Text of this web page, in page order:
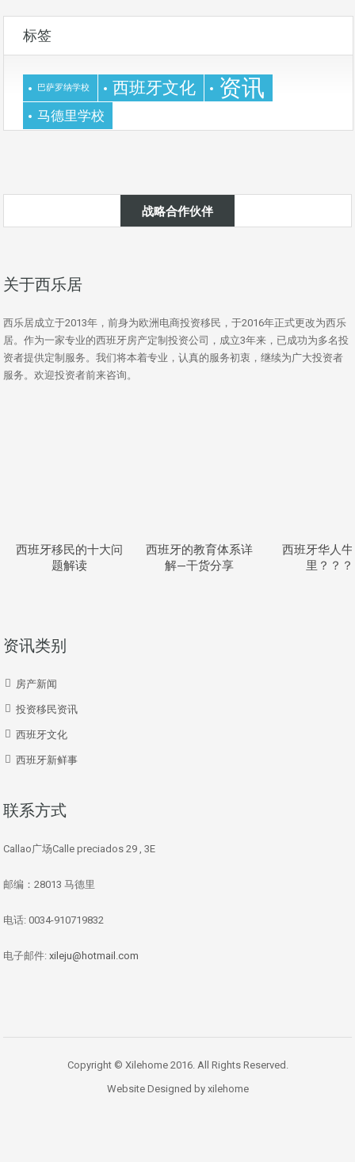
标签
巴萨罗纳学校 西班牙文化 资讯
马德里学校
战略合作伙伴
关于西乐居
西乐居成立于2013年，前身为欧洲电商投资移民，于2016年正式更改为西乐
居。作为一家专业的西班牙房产定制投资公司，成立3年来，已成功为多名投
资者提供定制服务。我们将本着专业，认真的服务初衷，继续为广大投资者
服务。欢迎投资者前来咨询。
西班牙移民的十大问
题解读
西班牙的教育体系详
解—干货分享
西班牙华人
里？？？
资讯类别
房产新闻
投资移民资讯
西班牙文化
西班牙新鲜事
联系方式
Callao广场Calle preciados 29 , 3E
邮编：28013 马德里
电话: 0034-910719832
电子邮件: xileju@hotmail.com
Copyright © Xilehome 2016. All Rights Reserved.
Website Designed by xilehome